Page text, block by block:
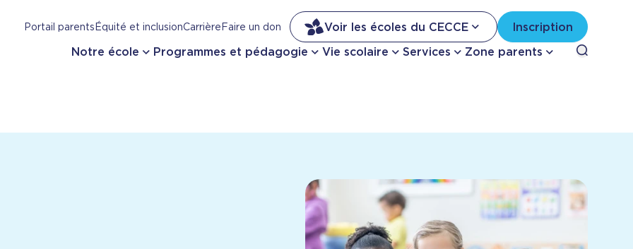
Portail parentsÉquité et inclusionCarrièreFaire un don Voir les écoles du CECCE Inscription
Notre école Programmes et pédagogie Vie scolaire Services Zone parents Open